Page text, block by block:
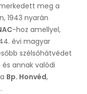
meg a
1943 nyarán
-hoz amellyel,
évi magyar
szélsőhátvédet
annak valódi
Bp. Honvéd,